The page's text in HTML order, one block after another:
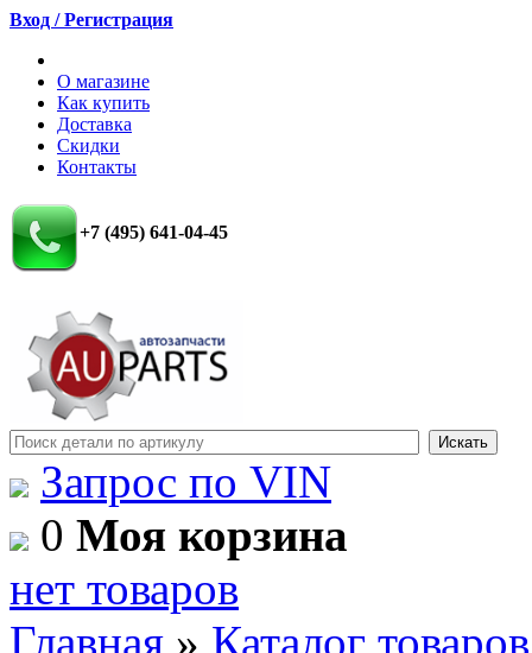
Вход / Регистрация
О магазине
Как купить
Доставка
Скидки
Контакты
+7 (495) 641-04-45
Запрос по VIN
0 Моя корзина
нет товаров
Главная » Каталог товаров